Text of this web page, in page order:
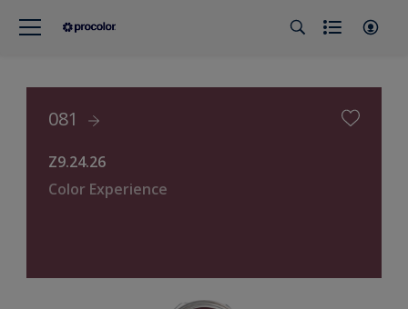
081
Z9.24.26
Color Experience